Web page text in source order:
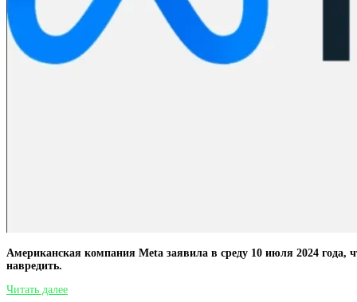
Американская компания Meta заявила в среду 10 июля 2024 года,
навредить.
Читать далееMeta